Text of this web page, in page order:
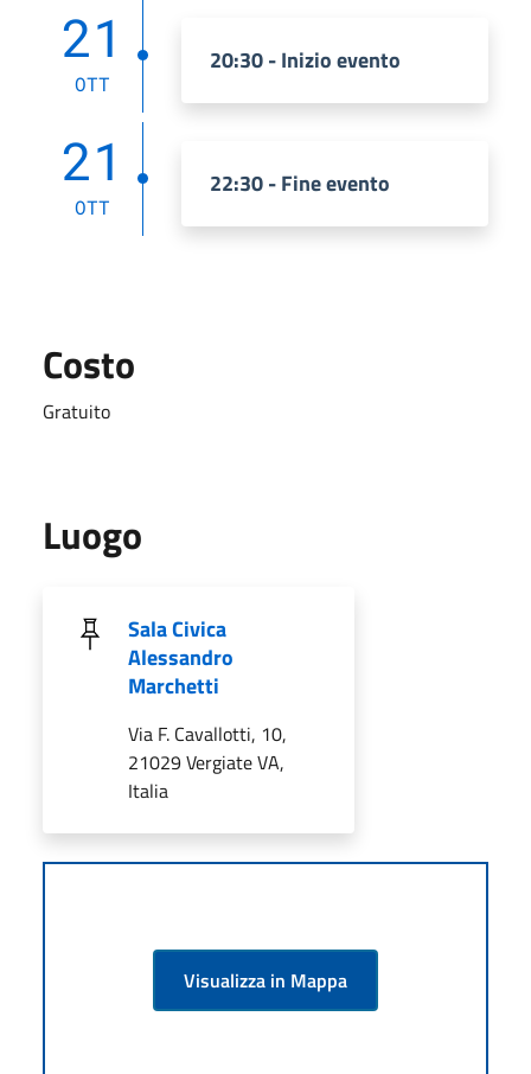
21
OTT
20:30 - Inizio evento
21
OTT
22:30 - Fine evento
Costo
Gratuito
Luogo
Sala Civica
Alessandro
Marchetti
Via F. Cavallotti, 10,
21029 Vergiate VA,
Italia
Visualizza in Mappa